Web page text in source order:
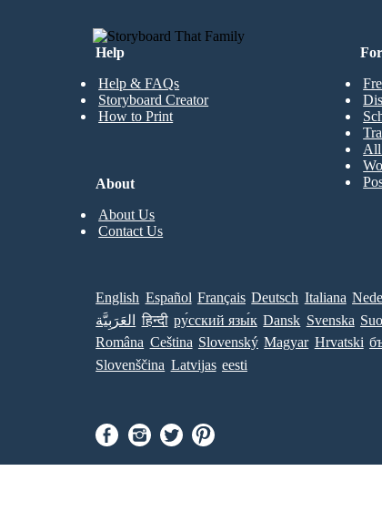
Help
Help & FAQs
Storyboard Creator
How to Print
All
About
About Us
Contact Us
English Español Français Deutsch Italiana
العَرَبِيَّة
हिन्दी ру́сский язы́к Dansk Svenska
Româna Ceština Slovenský Magyar Hrvatski
Slovenščina Latvijas eesti